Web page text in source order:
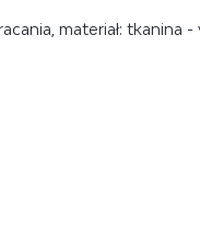
materiał: tkanina